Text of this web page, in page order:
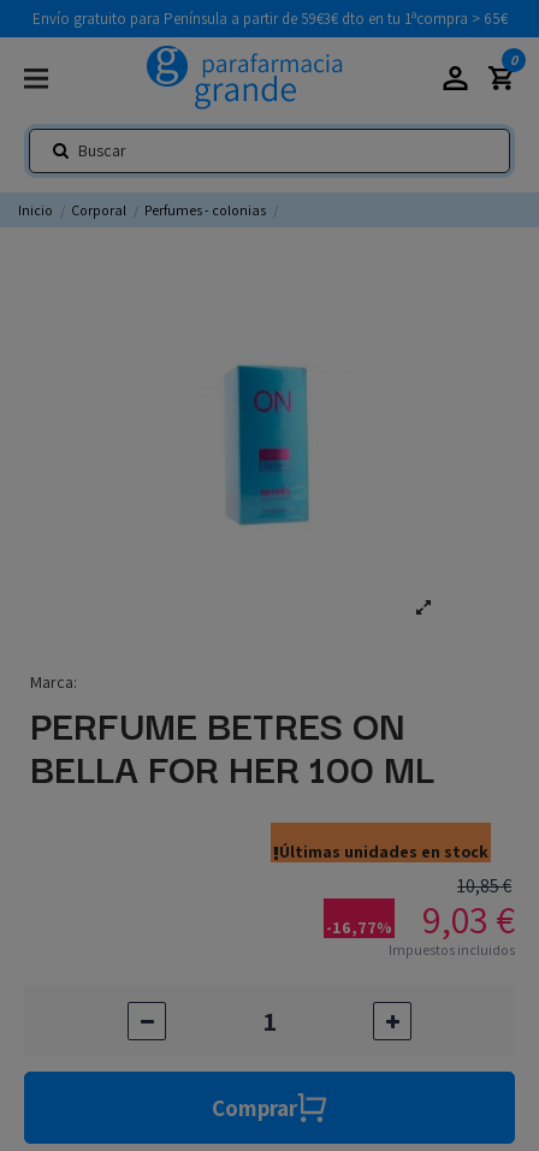
Envío gratuito para Península a partir de 59€3€ dto en tu 1ªcompra > 65€
0
Inicio Corporal Perfumes - colonias
Marca:
PERFUME BETRES ON
BELLA FOR HER 100 ML
Últimas unidades en stock
10,85 €
-16,77% 9,03 €
Impuestos incluidos
Comprar